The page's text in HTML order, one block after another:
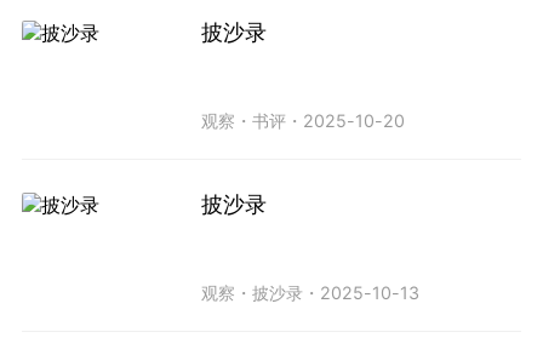
披沙录
观察 ・书评 ・ 2025-10-20
披沙录
观察 ・披沙录 ・ 2025-10-13